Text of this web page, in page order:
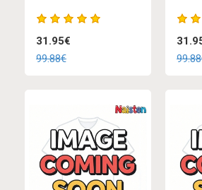
31.95€
99.88€